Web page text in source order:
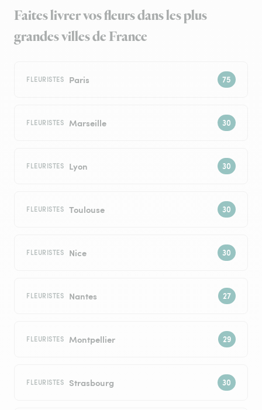
Faites livrer vos fleurs dans les plus
grandes villes de France
FLEURISTES Paris
FLEURISTES Marseille
FLEURISTES Lyon
FLEURISTES Toulouse
FLEURISTES Nice
FLEURISTES Nantes
FLEURISTES Montpellier
FLEURISTES Strasbourg